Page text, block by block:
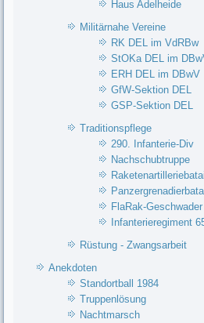
Haus Adelheide
Militärnahe Vereine
RK DEL im VdRBw
StOKa DEL im
ERH DEL im DBwV
GfW-Sektion DEL
GSP-Sektion DEL
Traditionspflege
290. Infanterie-Div
Nachschubtruppe
FlaRak-
Infanterieregiment
Rüstung - Zwangsarbeit
Anekdoten
Standortball 1984
Truppenlösung
Nachtmarsch